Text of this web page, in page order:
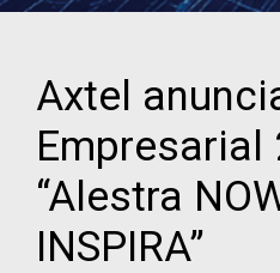
Axtel
Empresarial
“Alestra
INSPIRA”